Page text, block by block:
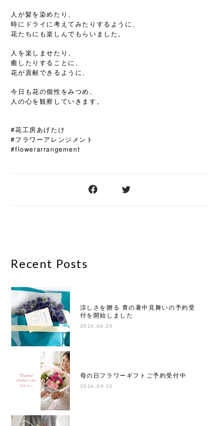
人が髪を染めたり、
時にドライに考えてみたりするように、
花たちにも楽しんでもらいました。
人を楽しませたり、
癒したりすることに、
花が貢献できるように、
今日も花の個性をみつめ、
人の心を観察していきます。
#花工房あげたけ
#フラワーアレンジメント
#flowerarrangement
Recent Posts
涼しさを贈る 青の暑中見舞いの予約受
付を開始しました
2026.06.20
母の日フラワーギフトご予約受付中
2026.04.10